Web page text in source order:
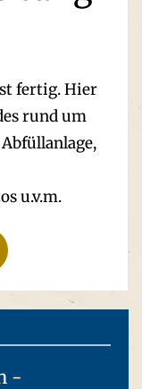
fertig. Hier
rund um
u.v.m.
-